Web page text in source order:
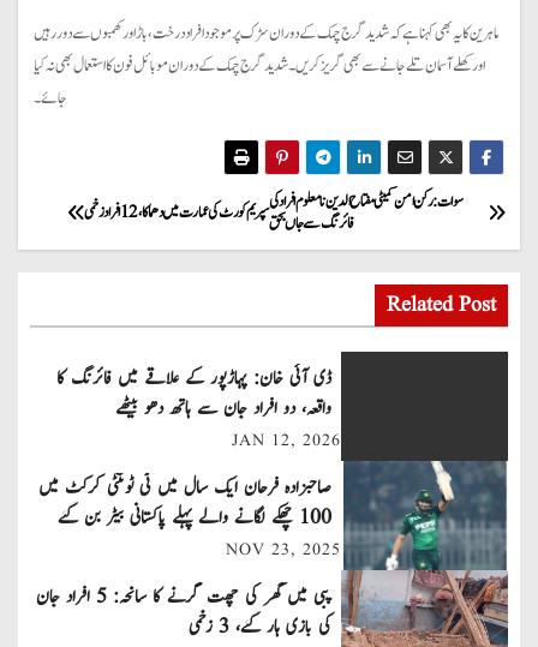
ماہرین کا یہ بھی کہنا ہے کہ شدید گرج چمک کے دوران سڑک پر موجود افراد درخت، باڑ اور کھمبوں سے دور رہیں
اور کھلے آسمان تلے جانے سے بھی گریز کریں۔شدید گرج چمک کے دوران موبائل فون کا استعمال بھی نہ کیا
جائے۔
P
o
s
t
a
v
i
g
سپریم کورٹ کی عمارت میں دھماکا، 12 افراد زخمیسوات: رکن امن کمیٹی مفتاح الدین نامعلوم افراد کی
فائرنگ سے جاں بحق
Related Post
ڈی آئی خان: پہاڑپور کے علاقے میں فائرنگ کا
واقعہ، دو افراد جان سے ہاتھ دھو بیٹھے
JAN 12, 2026
صاحبزادہ فرحان ایک سال میں ٹی ٹوئنٹی کرکٹ میں
100 چھکے لگانے والے پہلے پاکستانی بیٹر بن گئے
NOV 23, 2025
پبی میں گھر کی چھت گرنے کا سانحہ: 5 افراد جان
کی بازی ہار گئے، 3 زخمی